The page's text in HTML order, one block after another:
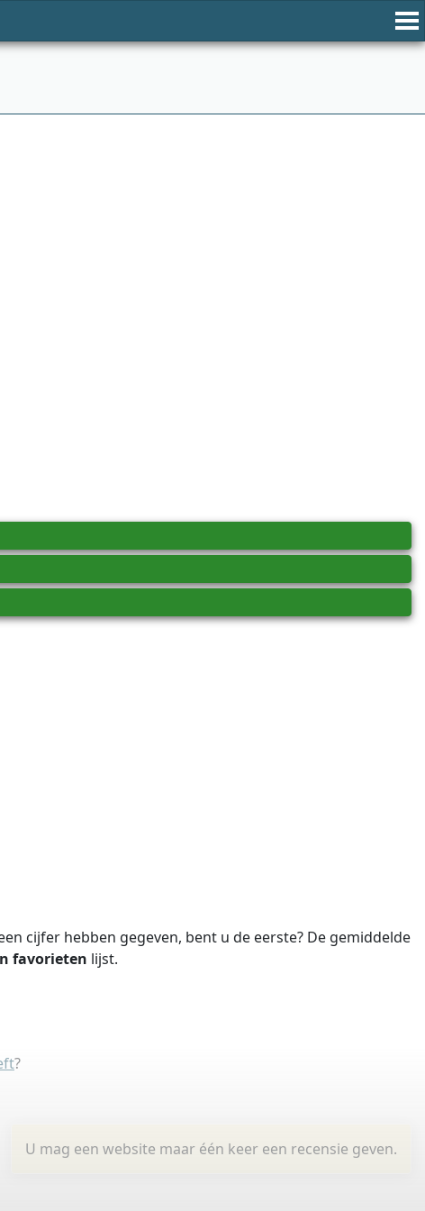
cijfer hebben gegeven, bent u de eerste? De gemiddelde
favorieten lijst.
?
U mag een website maar één keer een recensie geven.